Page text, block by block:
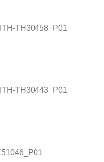
TH30458_P01
TH30443_P01